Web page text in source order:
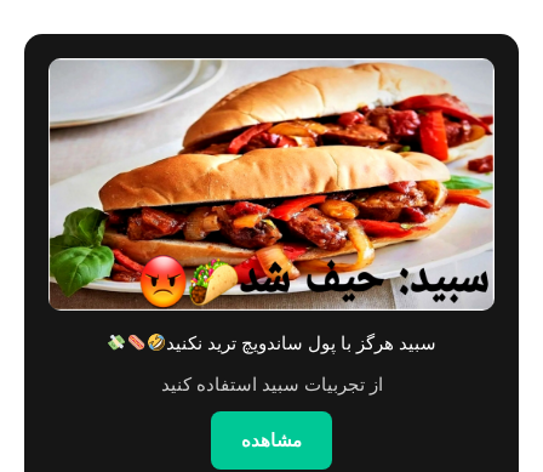
سبید هرگز با پول ساندویچ ترید نکنید
از تجربیات سبید استفاده کنید
مشاهده